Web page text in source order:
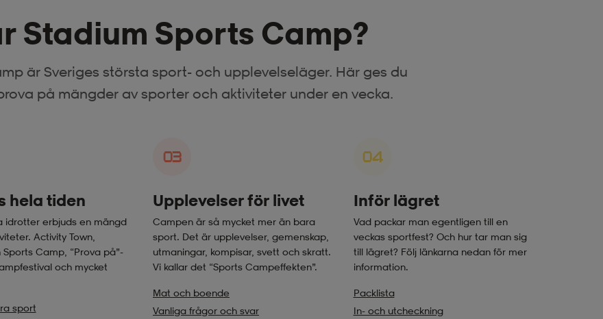
Stadium Sports Camp?
är Sveriges största sport- och upplevelseläger. Här ges du
på mängder av sporter och aktiviteter under en vecka.
hela tiden
idrotter erbjuds en mängd
Activity Town,
Sports Camp, “Prova på”-
och mycket
sport
03
Upplevelser för livet
Campen är så mycket mer än bara
sport. Det är upplevelser, gemenskap,
utmaningar, kompisar, svett och skratt.
Vi kallar det “Sports Campeffekten”.
Mat och boende
Vanliga frågor och svar
04
Inför lägret
Vad packar man egentligen till en
veckas sportfest? Och hur tar man sig
till lägret? Följ länkarna nedan för mer
information.
Packlista
In- och utcheckning